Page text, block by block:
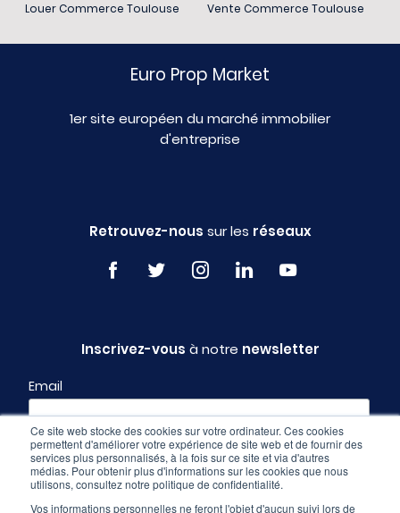
Ce site web stocke des cookies sur votre ordinateur. Ces cookies
permettent d'améliorer votre expérience de site web et de fournir des
services plus personnalisés, à la fois sur ce site et via d'autres
médias. Pour obtenir plus d'informations sur les cookies que nous
utilisons, consultez notre politique de confidentialité.
Vos informations personnelles ne feront l'objet d'aucun suivi lors de
Louer Commerce Toulouse
Vente Commerce Toulouse
Euro Prop Market
1er site européen du marché immobilier
d'entreprise
Retrouvez-nous sur les réseaux
Inscrivez-vous à notre newsletter
Email
Profil